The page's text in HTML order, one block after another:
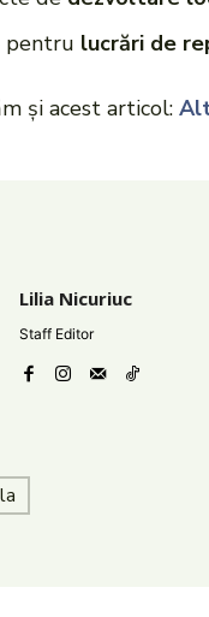
pentru lucrări de
și acest articol:
Lilia Nicuriuc
Staff Editor